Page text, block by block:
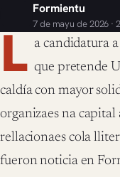
Formientu
7 de mayu de 2026 ·
L a candidatura
que pretende
caldía con mayor
organizaes na
rellacionaes cola
fueron noticia en